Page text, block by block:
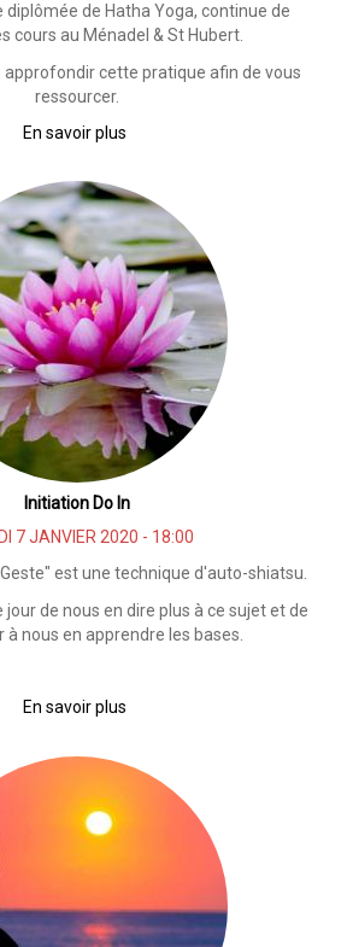
diplômée de Hatha Yoga, continue de
cours au Ménadel & St Hubert.
approfondir cette pratique afin de vous
ressourcer.
En savoir plus
Initiation Do In
7 JANVIER 2020 - 18:00
Geste" est une technique d'auto-shiatsu.
jour de nous en dire plus à ce sujet et de
nous en apprendre les bases.
En savoir plus